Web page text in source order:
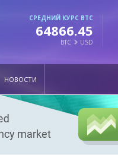
СРЕДНИЙ КУРС BTC
64866.45
BTC USD
НОВОСТИ